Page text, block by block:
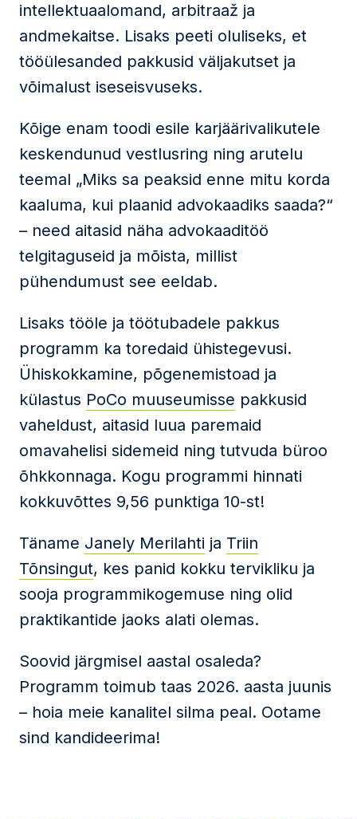
intellektuaalomand, arbitraaž ja
andmekaitse. Lisaks peeti oluliseks, et
tööülesanded pakkusid väljakutset ja
võimalust iseseisvuseks.
Kõige enam toodi esile karjäärivalikutele
keskendunud vestlusring ning arutelu
teemal „Miks sa peaksid enne mitu korda
kaaluma, kui plaanid advokaadiks saada?“
– need aitasid näha advokaaditöö
telgitaguseid ja mõista, millist
pühendumust see eeldab.
Lisaks tööle ja töötubadele pakkus
programm ka toredaid ühistegevusi.
Ühiskokkamine, põgenemistoad ja
külastus PoCo muuseumisse pakkusid
vaheldust, aitasid luua paremaid
omavahelisi sidemeid ning tutvuda büroo
õhkkonnaga. Kogu programmi hinnati
kokkuvõttes 9,56 punktiga 10-st!
Täname Janely Merilahti ja Triin
Tõnsingut, kes panid kokku tervikliku ja
sooja programmikogemuse ning olid
praktikantide jaoks alati olemas.
Soovid järgmisel aastal osaleda?
Programm toimub taas 2026. aasta juunis
– hoia meie kanalitel silma peal. Ootame
sind kandideerima!